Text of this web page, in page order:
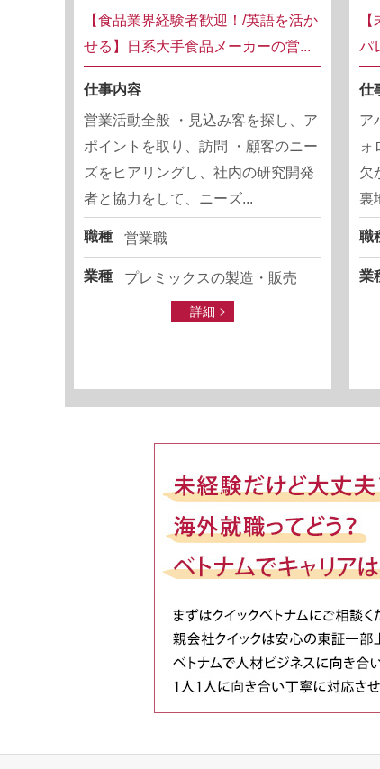
【食品業界経験者歓迎！/英語を活か
せる】日系大手食品メーカーの営...
仕事内容
営業活動全般 ・見込み客を探し、ア
ポイントを取り、訪問 ・顧客のニー
ズをヒアリングし、社内の研究開発
者と協力をして、ニーズ...
職種 営業職
業種 プレミックスの製造・販売
詳細
パ
仕
ア
ォ
欠
裏
職
業